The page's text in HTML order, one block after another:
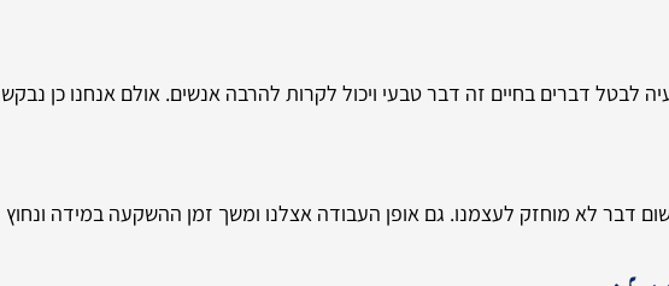
לבטל דברים בחיים זה דבר טבעי ויכול לקרות להרבה אנשים. אולם אנחנו כן נבקש
דבר לא מוחזק לעצמנו. גם אופן העבודה אצלנו ומשך זמן ההשקעה במידה